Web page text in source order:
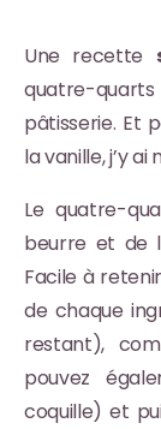
Une recette
quatre-
pâtisserie. Et
la vanille, j’y ai
Le quatre-
beurre et de
Facile à
de chaque
restant),
pouvez
coquille) et